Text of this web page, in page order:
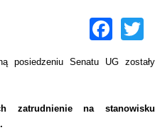
posiedzeniu Senatu UG zostały
zatrudnienie na stanowisku